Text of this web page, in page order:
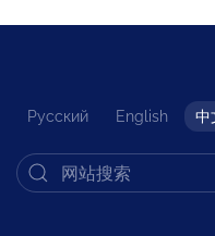
Русский English 中